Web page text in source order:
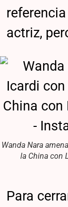
actriz,
Wanda Nara
la China con
Para